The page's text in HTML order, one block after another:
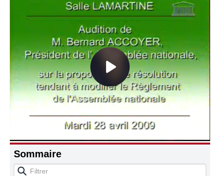
Sommaire